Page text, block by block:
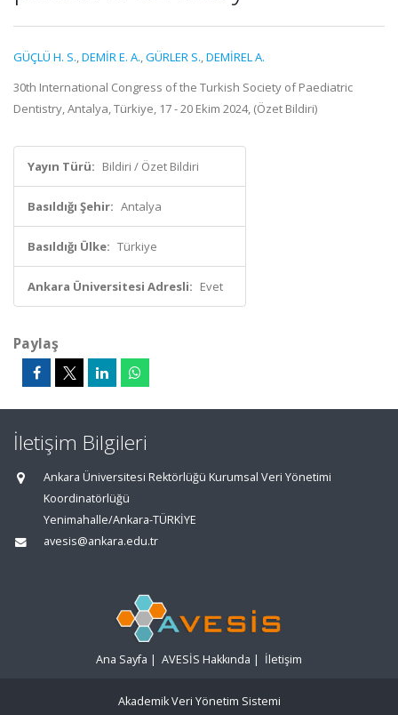
GÜÇLÜ H. S.,DEMİR E. A.,GÜRLER S.,DEMİREL A.
30th International Congress of the Turkish Society of Paediatric
Dentistry, Antalya, Türkiye, 17 - 20 Ekim 2024, (Özet Bildiri)
Yayın Türü: Bildiri / Özet Bildiri
Basıldığı Şehir: Antalya
Basıldığı Ülke: Türkiye
Ankara Üniversitesi Adresli: Evet
Paylaş
İletişim Bilgileri
Ankara Üniversitesi Rektörlüğü Kurumsal Veri Yönetimi
Koordinatörlüğü
Yenimahalle/Ankara-TÜRKİYE
avesis@ankara.edu.tr
Ana Sayfa | AVESİS Hakkında | İletişim
Akademik Veri Yönetim Sistemi